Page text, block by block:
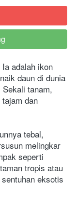
adalah ikon
daun di dunia
tanam,
dan
tebal,
melingkar
seperti
tropis atau
eksotis